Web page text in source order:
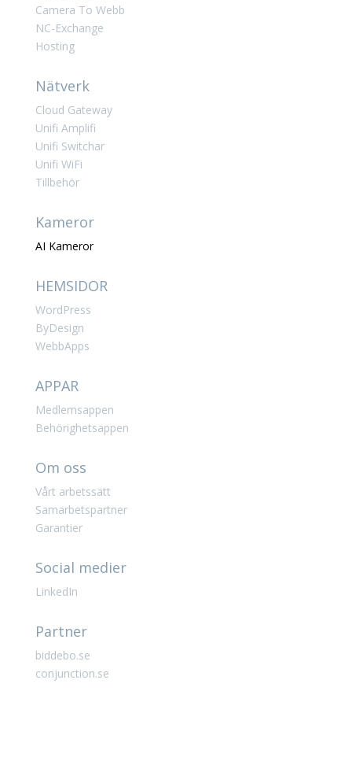
Camera To Webb
NC-Exchange
Hosting
Nätverk
Cloud Gateway
Unifi Amplifi
Unifi Switchar
Unifi WiFi
Tillbehör
Kameror
AI Kameror
HEMSIDOR
WordPress
ByDesign
WebbApps
APPAR
Medlemsappen
Behörighetsappen
Om oss
Vårt arbetssätt
Samarbetspartner
Garantier
Social medier
LinkedIn
Partner
biddebo.se
conjunction.se